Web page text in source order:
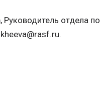
, Руководитель отдела по